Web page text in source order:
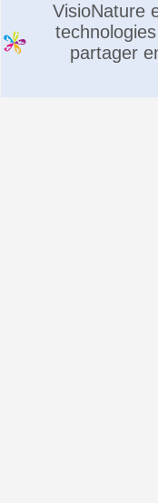
VisioNature
partager